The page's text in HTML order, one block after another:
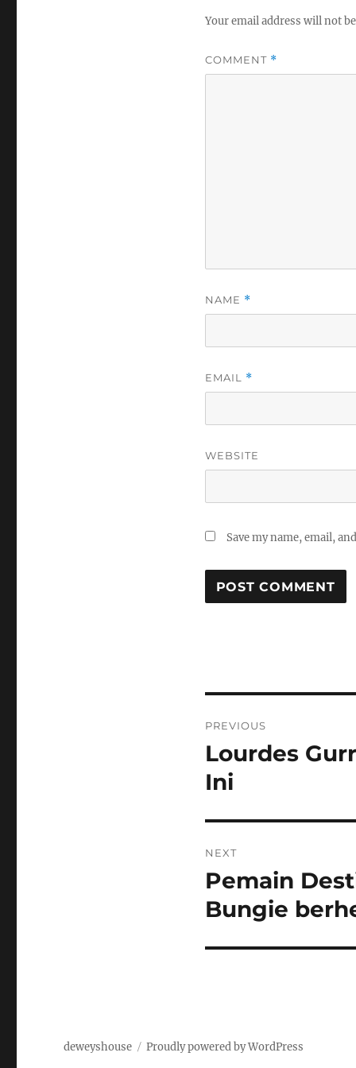
Your email address will not
COMMENT *
NAME *
EMAIL *
WEBSITE
Save my name, email,
navigation
PREVIOUS
Previous
post:
Lourdes
Ini
NEXT
Next
post:
Pemain
Bungie
deweyshouse Proudly powered by WordPress